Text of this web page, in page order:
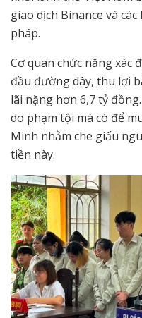
giao dịch Binance và
pháp.
Cơ quan chức năng xác
đầu đường dây, thu lợi
lãi nặng hơn 6,7 tỷ
do phạm tội mà có để
Minh nhằm che giấu
tiền này.